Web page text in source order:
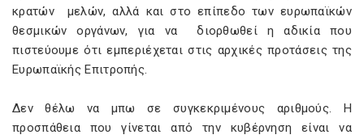
κρατών μελών, αλλά και στο επίπεδο των ευρωπαϊκών
θεσμικών οργάνων, για να διορθωθεί η αδικία που
πιστεύουμε ότι εμπεριέχεται στις αρχικές προτάσεις της
Ευρωπαϊκής Επιτροπής.
Δεν θέλω να μπω σε συγκεκριμένους αριθμούς. Η
προσπάθεια που γίνεται από την κυβέρνηση είναι να